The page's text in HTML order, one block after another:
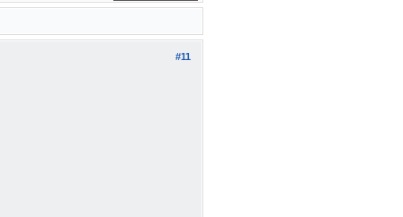
#11